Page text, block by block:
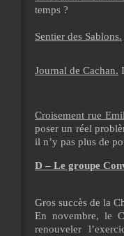
temps ?
Sentier des Sablons.
Journal de Cachan.
Croisement rue
poser un réel
il n’y pas plus de
D – Le groupe
Gros succès de la
En novembre, le
renouveler